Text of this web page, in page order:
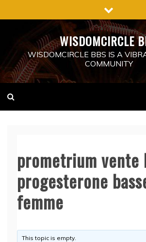
to
WISDOMCIRCLE
WISDOMCIRCLE BBS IS A
COMMUNITY
prometrium vente
progesterone
femme
This topic is empty.